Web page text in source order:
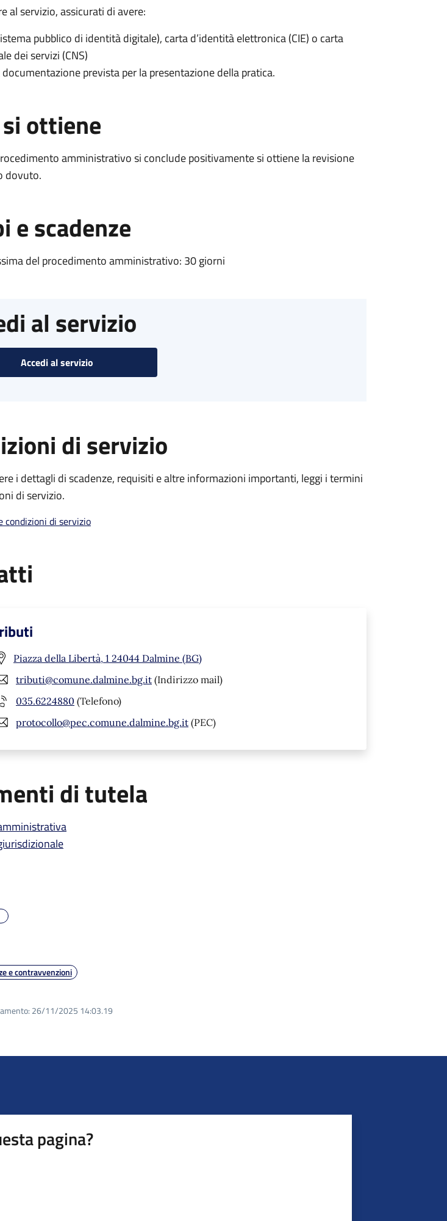
al servizio, assicurati di avere:
pubblico di identità digitale), carta d’identità elettronica (CIE) o carta
dei servizi (CNS)
prevista per la presentazione della pratica.
si ottiene
amministrativo si conclude positivamente si ottiene la revisione
dovuto.
e scadenze
del procedimento amministrativo: 30 giorni
al servizio
Accedi al servizio
di servizio
i dettagli di scadenze, requisiti e altre informazioni importanti, leggi i termini
di servizio.
condizioni di servizio
Piazza della Libertà, 1 24044 Dalmine (BG)
tributi@comune.dalmine.bg.it (Indirizzo mail)
035.6224880 (Telefono)
protocollo@pec.comune.dalmine.bg.it (PEC)
di tutela
e contravvenzioni
26/11/2025 14:03.19
pagina?